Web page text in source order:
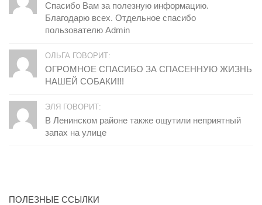
Спасибо Вам за полезную информацию.
Благодарю всех. Отдельное спасибо
пользователю Admin
ОЛЬГА ГОВОРИТ:
ОГРОМНОЕ СПАСИБО ЗА СПАСЕННУЮ ЖИЗНЬ
НАШЕЙ СОБАКИ!!!
ЭЛЯ ГОВОРИТ:
В Ленинском районе также ощутили неприятный
запах на улице
ПОЛЕЗНЫЕ ССЫЛКИ